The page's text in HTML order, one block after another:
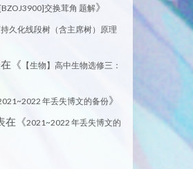
交换茸角 题解》
久化线段树（含主席树）原理
《 【生物】高中生物选修三：
年丢失博文的备份》
在《2021~2022 年丢失博文的